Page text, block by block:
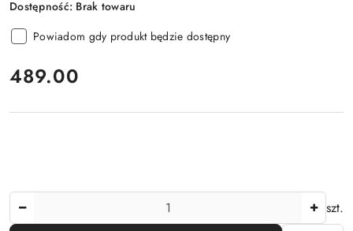
Dostępność: Brak towaru
Powiadom gdy produkt będzie dostępny
cena:
489.00
szt.